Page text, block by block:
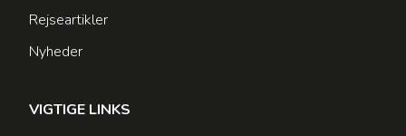
Rejseartikler
Nyheder
VIGTIGE LINKS